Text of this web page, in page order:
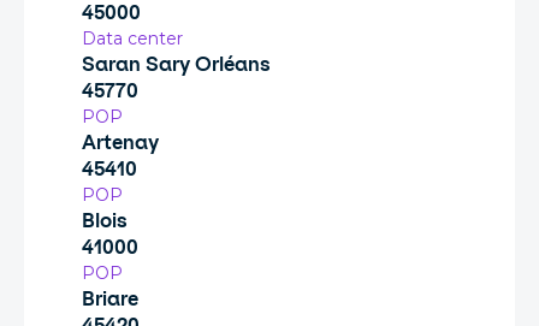
45000
Data center
Saran Sary Orléans
45770
POP
Artenay
45410
POP
Blois
41000
POP
Briare